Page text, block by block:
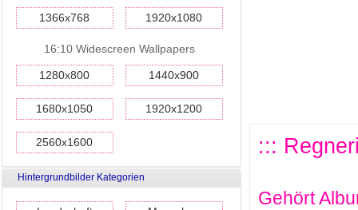
1366x768 1920x1080
16:10 Widescreen Wallpapers
1280x800 1440x900
1680x1050 1920x1200
2560x1600
Hintergrundbilder Kategorien
:::
Gehört